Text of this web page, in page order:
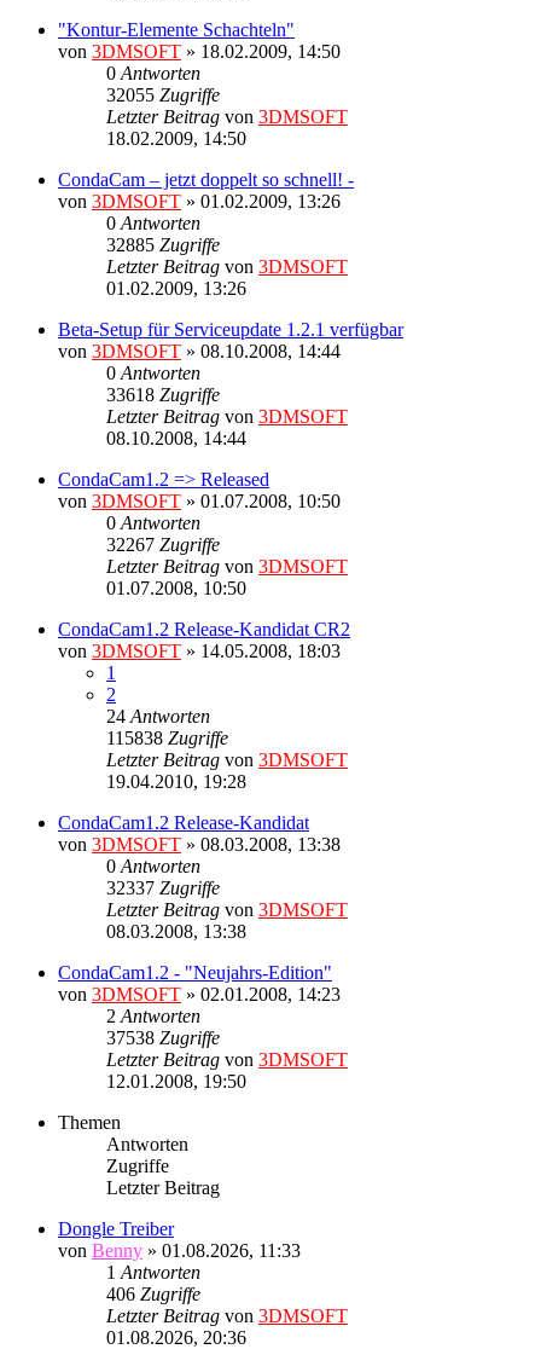
"Kontur-Elemente Schachteln"
von 3DMSOFT » 18.02.2009, 14:50
0 Antworten
32055 Zugriffe
Letzter Beitrag von 3DMSOFT
18.02.2009, 14:50
CondaCam – jetzt doppelt so schnell! -
von 3DMSOFT » 01.02.2009, 13:26
0 Antworten
32885 Zugriffe
Letzter Beitrag von 3DMSOFT
01.02.2009, 13:26
Beta-Setup für Serviceupdate 1.2.1 verfügbar
von 3DMSOFT » 08.10.2008, 14:44
0 Antworten
33618 Zugriffe
Letzter Beitrag von 3DMSOFT
08.10.2008, 14:44
CondaCam1.2 => Released
von 3DMSOFT » 01.07.2008, 10:50
0 Antworten
32267 Zugriffe
Letzter Beitrag von 3DMSOFT
01.07.2008, 10:50
CondaCam1.2 Release-Kandidat CR2
von 3DMSOFT » 14.05.2008, 18:03
1
2
24 Antworten
115838 Zugriffe
Letzter Beitrag von 3DMSOFT
19.04.2010, 19:28
CondaCam1.2 Release-Kandidat
von 3DMSOFT » 08.03.2008, 13:38
0 Antworten
32337 Zugriffe
Letzter Beitrag von 3DMSOFT
08.03.2008, 13:38
CondaCam1.2 - "Neujahrs-Edition"
von 3DMSOFT » 02.01.2008, 14:23
2 Antworten
37538 Zugriffe
Letzter Beitrag von 3DMSOFT
12.01.2008, 19:50
Themen
Antworten
Zugriffe
Letzter Beitrag
Dongle Treiber
von Benny » 01.08.2026, 11:33
1 Antworten
406 Zugriffe
Letzter Beitrag von 3DMSOFT
01.08.2026, 20:36